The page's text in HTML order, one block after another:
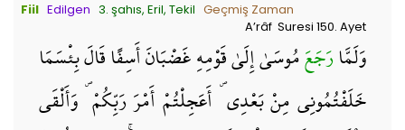
Fiil Edilgen 3. şahıs, Eril, Tekil Geçmiş Zaman
A’râf Suresi 150. Ayet
وَلَمَّارَجَعَمُوسَىٰ إِلَىٰ قَوْمِهِ غَضْبَانَ أَسِفًا قَالَ بِئْسَمَا
خَلَفْتُمُونِي مِنْ بَعْدِي ۖ أَعَجِلْتُمْ أَمْرَ رَبِّكُمْ ۖ وَأَلْقَى